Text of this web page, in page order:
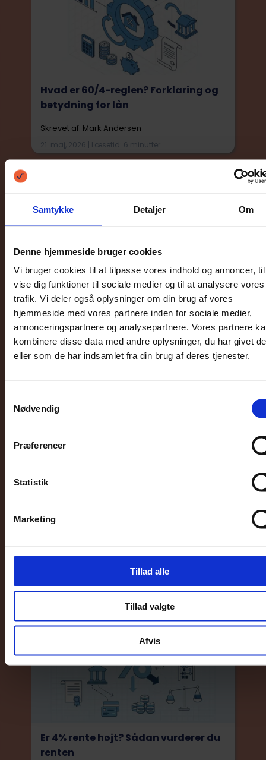
Samtykke Detaljer Om
Denne hjemmeside bruger cookies
Vi bruger cookies til at tilpasse vores indhold og annoncer,
vise dig funktioner til sociale medier og til at analysere vores
trafik. Vi deler også oplysninger om din brug af vores
hjemmeside med vores partnere inden for sociale medier,
annonceringspartnere og analysepartnere. Vores partnere
kombinere disse data med andre oplysninger, du har givet
eller som de har indsamlet fra din brug af deres tjenester.
Nødvendig
Præferencer
Statistik
Marketing
Tillad alle
Tillad valgte
Afvis
Hvad er 60/4-reglen? Forklaring og
betydning for lån
Skrevet af: Mark Andersen
21. maj, 2026 | Læsetid: 6 minutter
Er renten på vej ned eller op?
Skrevet af: Mark Andersen
22. maj, 2026 | Læsetid: 6 minutter
Hvad er renten i dag? Se de aktuelle
Skrevet af: Mark Andersen
23. maj, 2026 | Læsetid: 6 minutter
Er 4% rente højt? Sådan vurderer du
renten